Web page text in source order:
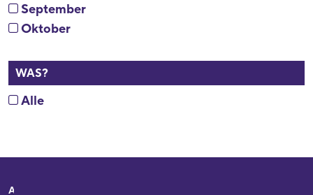
September
Oktober
WAS?
Alle
Adresse